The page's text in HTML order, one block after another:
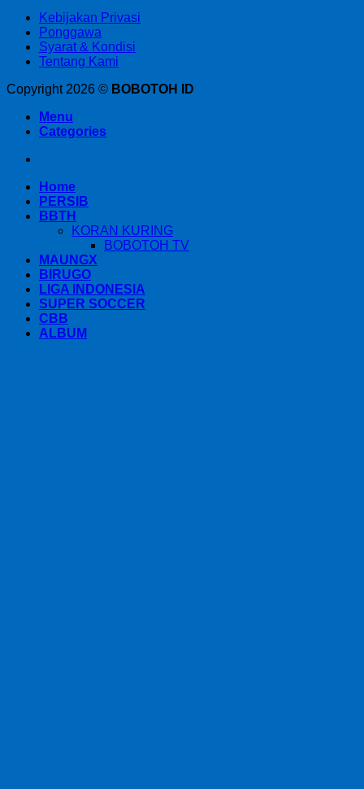
Kebijakan Privasi
Ponggawa
Syarat & Kondisi
Tentang Kami
Copyright 2026 © BOBOTOH ID
Menu
Categories
Home
PERSIB
BBTH
KORAN KURING
BOBOTOH TV
MAUNGX
BIRUGO
LIGA INDONESIA
SUPER SOCCER
CBB
ALBUM